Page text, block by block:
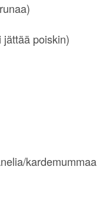
poiskin)
kardemummaa